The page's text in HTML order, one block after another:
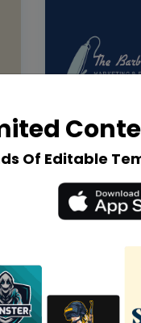
Of Editable